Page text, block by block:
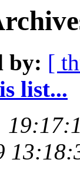
by: [
list...